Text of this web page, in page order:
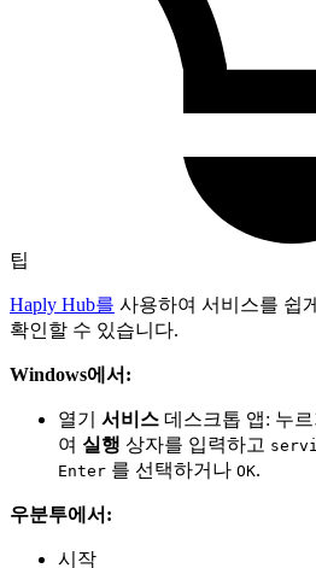
팁
Haply Hub를 사용하여 서비스를 쉽
확인할 수 있습니다.
Windows에서:
열기 서비스 데스크톱 앱: 누르
여 실행 상자를 입력하고
Enter 를 선택하거나 OK.
우분투에서:
시작